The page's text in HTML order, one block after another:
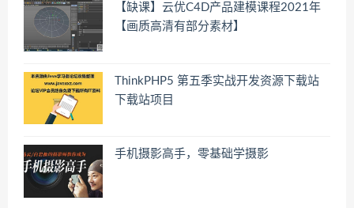
【缺课】云优C4D产品建模课程2021年
【画质高清有部分素材】
ThinkPHP5 第五季实战开发资源下载站
下载站项目
手机摄影高手，零基础学摄影